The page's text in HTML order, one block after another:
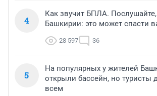
4
Как звучит БПЛА.
Башкирии: это может спасти
28 597 36
5
На популярных у жителей
открыли бассейн, но туристы
всем